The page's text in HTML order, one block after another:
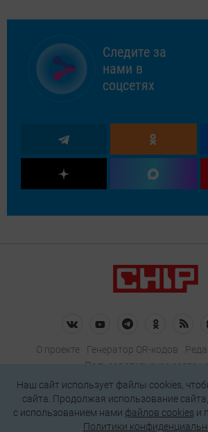
Следите за
нами в
соцсетях
О проекте Генератор QR-кодов
Пользовательское
Политика
Подписаться на
Наш сайт использует файлы cookies,
сайта. Продолжая использование
c использованием нами файлов cookies и
Политики